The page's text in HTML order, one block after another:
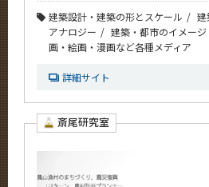
建築設計・建築の形とスケール
建
アナロジー
建築・都市のイメージ
画・絵画・漫画など各種メディア
詳細サイト
斎尾研究室